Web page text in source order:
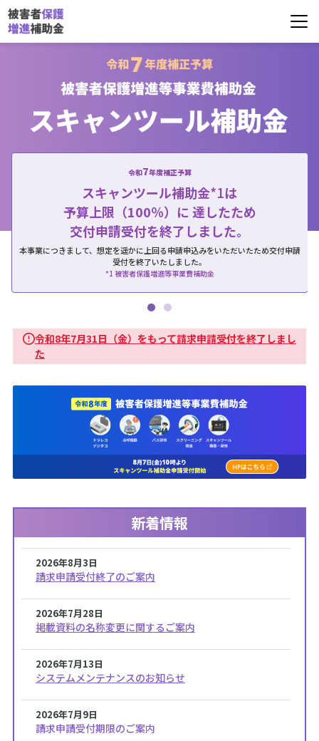
令和7年度補正予算
スキャンツール補助金*1は
予算上限（100％）に 達したため
交付申請受付を終了しました。
本事業につきまして、想定を遥かに上回る申請申込みをいただいたため交付申請
受付を終了いたしました。
*1 被害者保護増進等事業費補助金
令和8年7月31日（金）をもって請求申請受付を終了しまし
た
新着情報
2026年8月3日
請求申請受付終了のご案内
2026年7月28日
掲載資料の名称変更に関するご案内
2026年7月13日
システムメンテナンスのお知らせ
2026年7月9日
請求申請受付期限のご案内